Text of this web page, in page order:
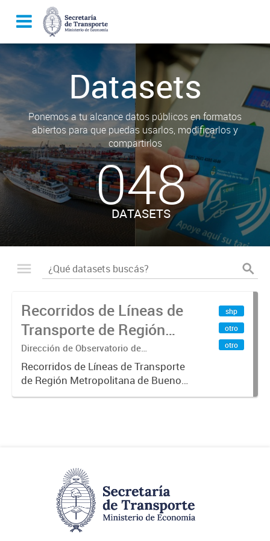
Datasets
Ponemos a tu alcance datos públicos en formatos
abiertos para que puedas usarlos, modificarlos y
compartirlos
048
DATASETS
Recorridos de Líneas de
Transporte de Región
Metropolitana de
Buenos Aires (RMBA)
Dirección de Observatorio de
Transporte, Estudio y Sistemas
Recorridos de Líneas de Transporte
de Región Metropolitana de Buenos
Aires (RMBA).-
shp
otro
otro